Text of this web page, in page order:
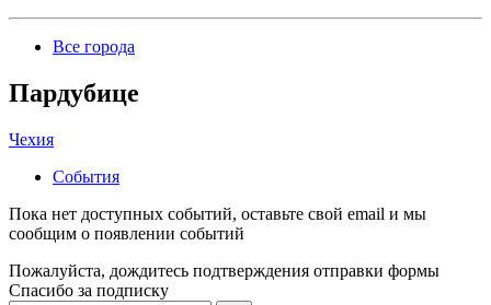
Все города
Пардубице
Чехия
События
Пока нет доступных событий, оставьте свой email и мы
сообщим о появлении событий
Пожалуйста, дождитесь подтверждения отправки формы
Спасибо за подписку